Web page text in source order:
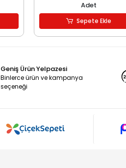
Adet
Sepete Ekle
Geniş Ürün Yelpazesi
Binlerce ürün ve kampanya
seçeneği